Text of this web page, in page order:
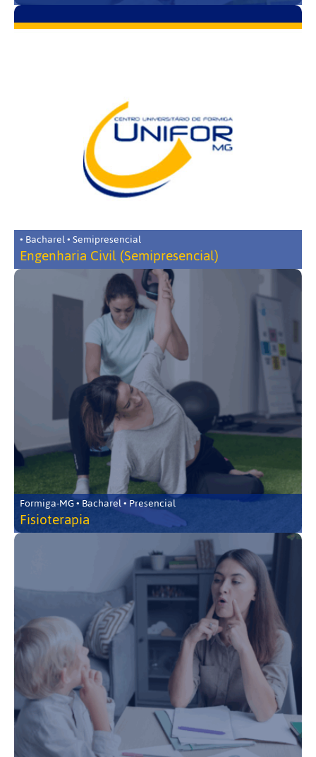
• Bacharel • Semipresencial
Engenharia Civil (Semipresencial)
Formiga-MG • Bacharel • Presencial
Fisioterapia